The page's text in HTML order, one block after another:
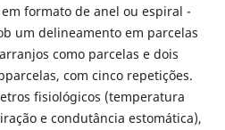
formato de anel ou espiral -
um delineamento em parcelas
como parcelas e dois
com cinco repetições.
fisiológicos (temperatura
e condutância estomática),